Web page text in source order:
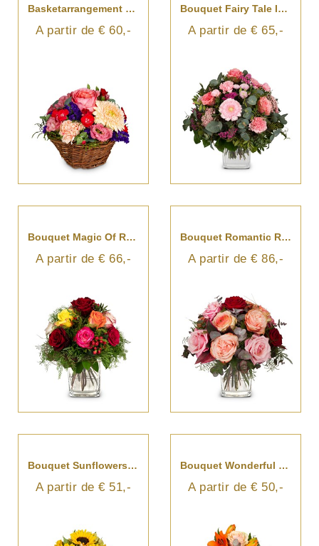
Basketarrangement Melody Of Color
A partir de € 60,-
Bouquet Fairy Tale In Pink
A partir de € 65,-
Bouquet Magic Of Roses
A partir de € 66,-
Bouquet Romantic Roses
A partir de € 86,-
Bouquet Sunflowers Pure
A partir de € 51,-
Bouquet Wonderful Day
A partir de € 50,-